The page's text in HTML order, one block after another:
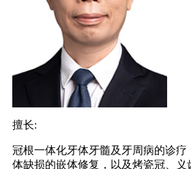
擅长:
冠根一体化牙体牙髓及牙周病的诊疗
体缺损的嵌体修复，以及烤瓷冠、义